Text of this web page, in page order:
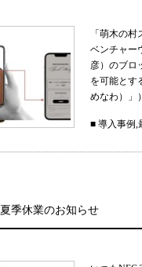
「萌木の
ベンチャー
彦）のブロ
を可能とす
めなわ）」
■ 導入事例,
夏季休業のお知らせ